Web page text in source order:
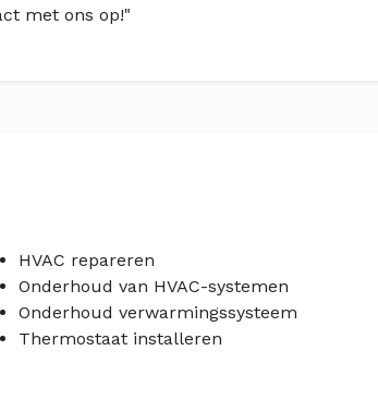
met ons op!"
HVAC repareren
Onderhoud van HVAC-systemen
Onderhoud verwarmingssysteem
Thermostaat installeren